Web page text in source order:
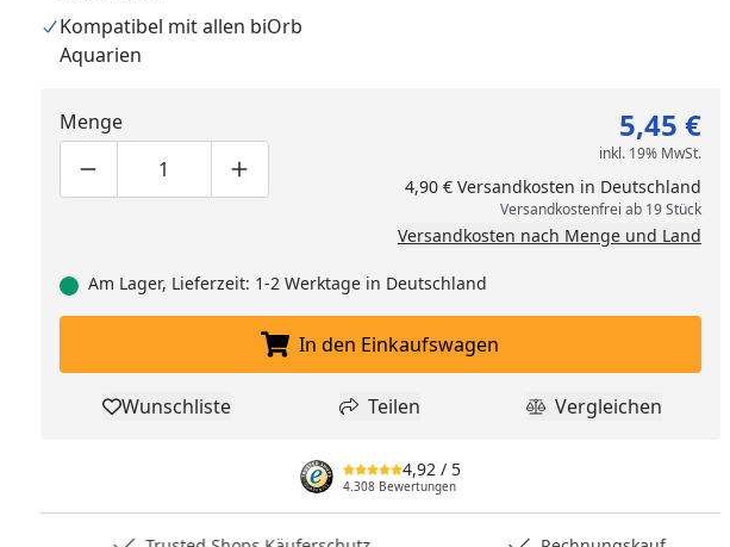
Bild anzeigen
zur Wunschliste hinzufügen
Kompatibel mit allen biOrb
Aquarien
Menge
Produktmenge um eins verringern
Produktmenge manuell eingeben
Produktmenge um eins erhöhen
5,45 €
inkl. 19% MwSt.
4,90 € Versandkosten in Deutschland
Versandkostenfrei ab 19 Stück
Versandkosten nach Menge und Land
Am Lager, Lieferzeit: 1-2 Werktage in Deutschland
In den Einkaufswagen legen
In den Einkaufswagen
Produkt zur Wunschliste hinzufügen
Wunschliste Teilen
Teilen Produkt
Vergleichen
4,92 / 5
4.308 Bewertungen